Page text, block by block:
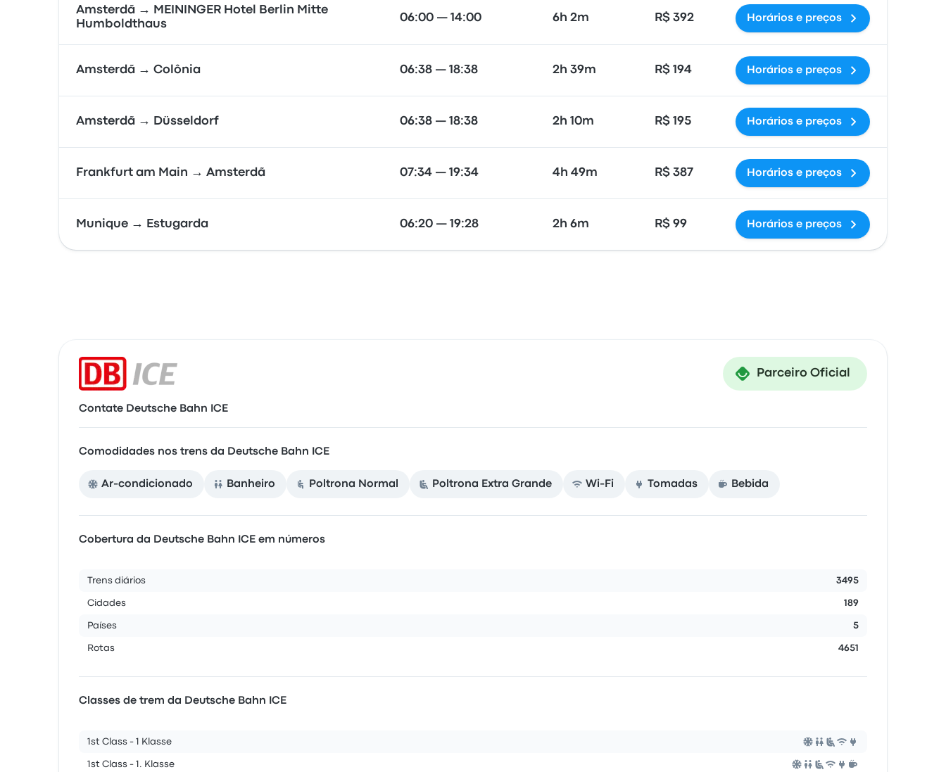
Amsterdã → MEININGER Hotel Berlin Mitte
Humboldthaus
06:00 — 14:00 6h 2m R$ 392 Horários e preços
Amsterdã → Colônia 06:38 — 18:38 2h 39m R$ 194 Horários e preços
Amsterdã → Düsseldorf 06:38 — 18:38 2h 10m R$ 195 Horários e preços
Frankfurt am Main → Amsterdã 07:34 — 19:34 4h 49m R$ 387 Horários e preços
Munique → Estugarda 06:20 — 19:28 2h 6m R$ 99 Horários e preços
Parceiro Oficial
Contate Deutsche Bahn ICE
Comodidades nos trens da Deutsche Bahn ICE
Ar-condicionado Banheiro Poltrona Normal Poltrona Extra Grande Wi-Fi Tomadas Bebida
Cobertura da Deutsche Bahn ICE em números
Trens diários 3495
Cidades 189
Países 5
Rotas 4651
Classes de trem da Deutsche Bahn ICE
1st Class - 1 Klasse
1st Class - 1. Klasse